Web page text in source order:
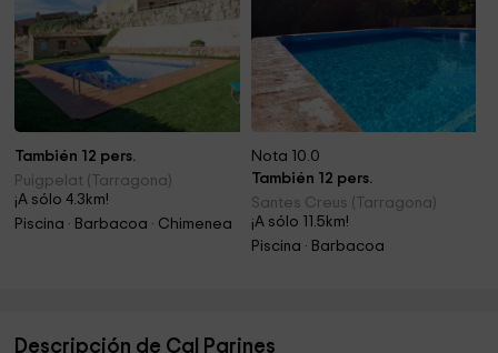
También 12 pers.
Puigpelat (Tarragona)
¡A sólo 4.3km!
Piscina · Barbacoa · Chimenea
Nota 10.0
También 12 pers.
Santes Creus (Tarragona)
¡A sólo 11.5km!
Piscina · Barbacoa
Descripción de Cal Parines